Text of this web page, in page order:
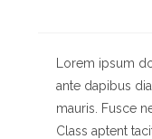
Lorem ipsum
ante dapibus
mauris. Fusce
Class aptent